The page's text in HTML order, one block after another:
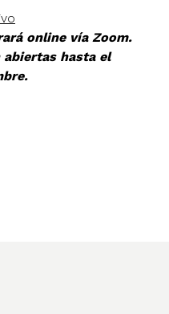
online vía Zoom.
hasta el